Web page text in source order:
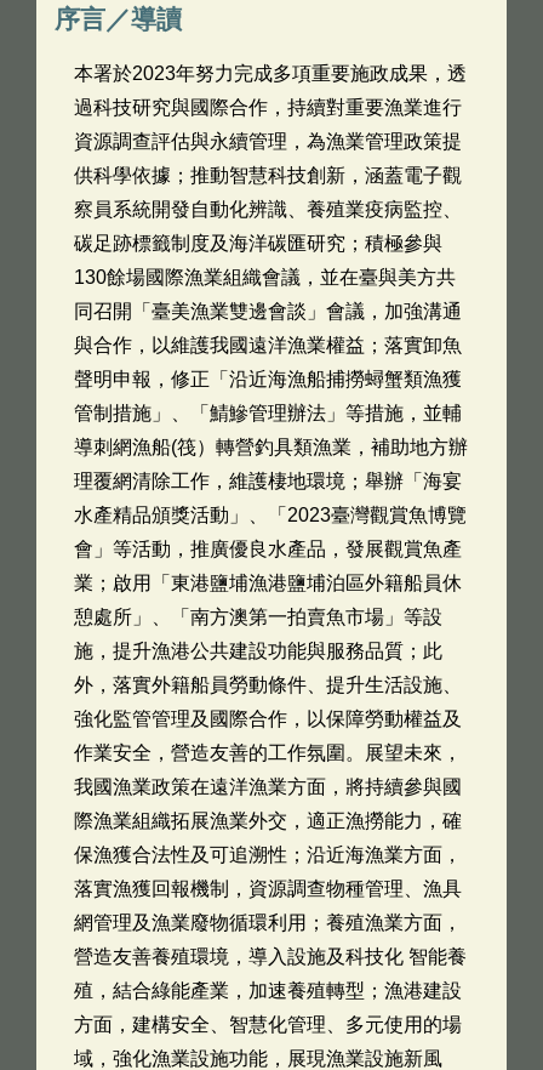
序言／導讀
本署於2023年努力完成多項重要施政成果，透
過科技研究與國際合作，持續對重要漁業進行
資源調查評估與永續管理，為漁業管理政策提
供科學依據；推動智慧科技創新，涵蓋電子觀
察員系統開發自動化辨識、養殖業疫病監控、
碳足跡標籤制度及海洋碳匯研究；積極參與
130餘場國際漁業組織會議，並在臺與美方共
同召開「臺美漁業雙邊會談」會議，加強溝通
與合作，以維護我國遠洋漁業權益；落實卸魚
聲明申報，修正「沿近海漁船捕撈蟳蟹類漁獲
管制措施」、「鯖鰺管理辦法」等措施，並輔
導刺網漁船(筏）轉營釣具類漁業，補助地方辦
理覆網清除工作，維護棲地環境；舉辦「海宴
水產精品頒獎活動」、「2023臺灣觀賞魚博覽
會」等活動，推廣優良水產品，發展觀賞魚產
業；啟用「東港鹽埔漁港鹽埔泊區外籍船員休
憩處所」、「南方澳第一拍賣魚市場」等設
施，提升漁港公共建設功能與服務品質；此
外，落實外籍船員勞動條件、提升生活設施、
強化監管管理及國際合作，以保障勞動權益及
作業安全，營造友善的工作氛圍。展望未來，
我國漁業政策在遠洋漁業方面，將持續參與國
際漁業組織拓展漁業外交，適正漁撈能力，確
保漁獲合法性及可追溯性；沿近海漁業方面，
落實漁獲回報機制，資源調查物種管理、漁具
網管理及漁業廢物循環利用；養殖漁業方面，
營造友善養殖環境，導入設施及科技化 智能養
殖，結合綠能產業，加速養殖轉型；漁港建設
方面，建構安全、智慧化管理、多元使用的場
域，強化漁業設施功能，展現漁業設施新風